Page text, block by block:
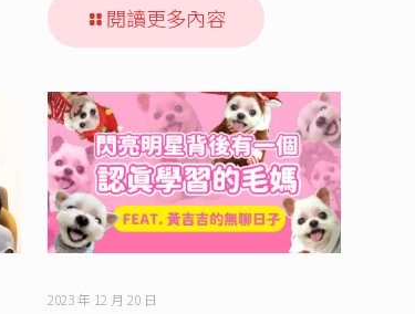
閱讀更多內容
2023 年 12 月 20 日